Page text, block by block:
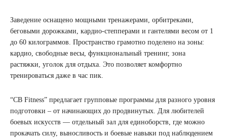
Заведение оснащено мощными тренажерами, орбитреками,
беговыми дорожками, кардио-степперами и гантелями весом от 1
до 60 килограммов. Пространство грамотно поделено на зоны:
кардио, свободные весы, функциональный тренинг, зона
растяжки, уголок для отдыха. Это позволяет комфортно
тренироваться даже в час пик.
“СВ Fitness” предлагает групповые программы для разного уровня
подготовки – от начинающих до продвинутых. Для любителей
боевых искусств — отдельный зал для единоборств, где можно
прокачать силу, выносливость и боевые навыки под наблюдением